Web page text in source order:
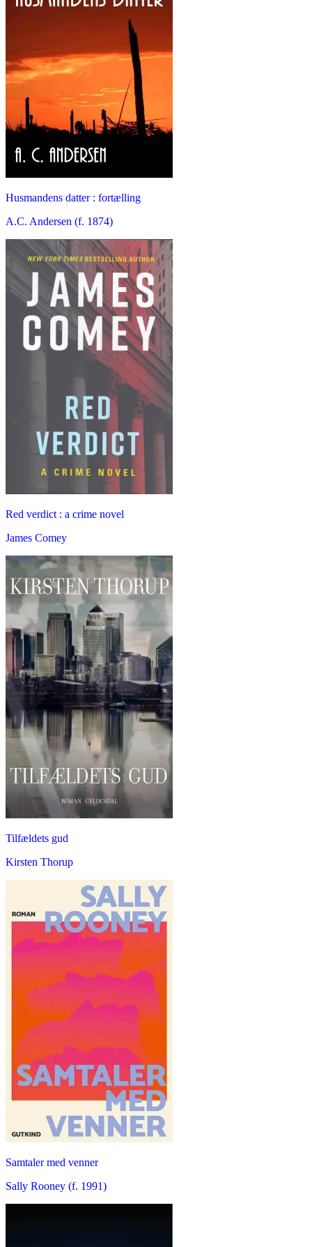
Husmandens datter : fortælling
A.C. Andersen (f. 1874)
Red verdict : a crime novel
James Comey
Tilfældets gud
Kirsten Thorup
Samtaler med venner
Sally Rooney (f. 1991)